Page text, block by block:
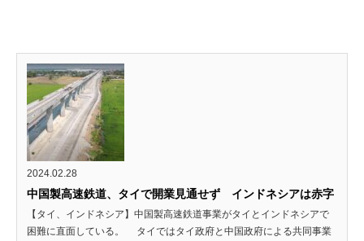
2024.02.28
中国製高速鉄道、タイで開業見通せず インドネシアは赤字
【タイ、インドネシア】中国製高速鉄道事業がタイとインドネシアで
困難に直面している。 タイではタイ政府と中国政府による共同事業